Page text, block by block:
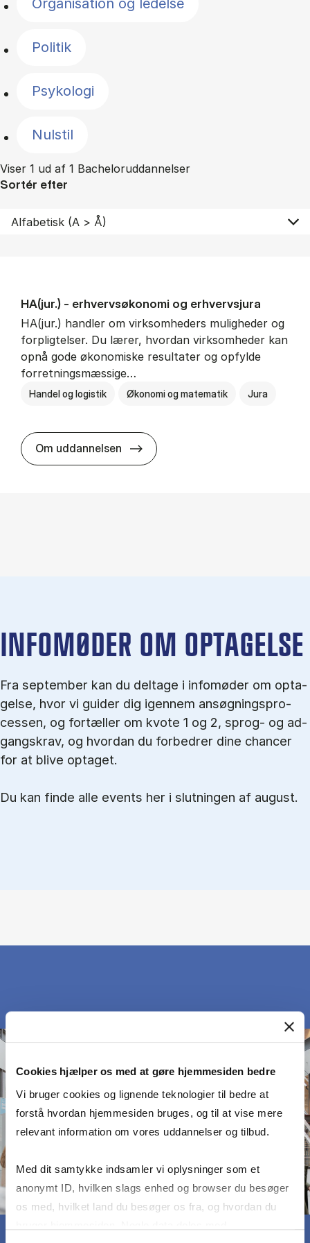
Cookies hjælper os med at gøre hjemmesiden bedre
Vi bruger cookies og lignende teknologier til bedre at
forstå hvordan hjemmesiden bruges, og til at vise mere
relevant information om vores uddannelser og tilbud.
Med dit samtykke indsamler vi oplysninger som et
anonymt ID, hvilken slags enhed og browser du besøger
os med, hvilket land du besøger os fra, og hvordan du
Organisation og ledelse
Politik
Psykologi
Nulstil
Viser 1 ud af 1 Bacheloruddannelser
Sortér efter
HA(jur.) - erhvervs­økonomi og erhvervs­jura
HA(jur.) handler om virksomheders muligheder og
forpligtelser. Du lærer, hvordan virksomheder kan
opnå gode økonomiske resultater og opfylde
forretningsmæssige…
Handel og logistik Økonomi og matematik Jura
Om uddannelsen HA(jur.) - erhvervs­økonomi og
IN­FO­MØ­DER OM OP­TA­GEL­SE
Fra september kan du del­tage i in­fo­mø­der om op­ta­
gel­se, hvor vi gu­i­der dig igen­nem an­søg­nings­pro­
ces­sen, og for­tæl­ler om kvo­te 1 og 2, sprog- og ad­
gangs­krav, og hvordan du forbedrer dine chancer
for at blive optaget.
Du kan finde alle events her i slutningen af august.